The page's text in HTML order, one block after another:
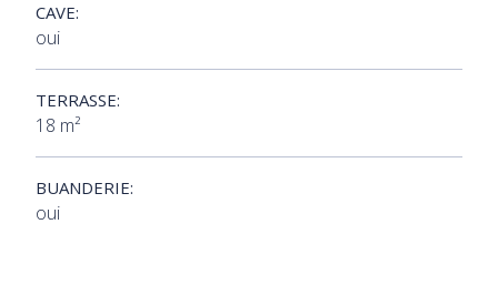
CAVE:
oui
TERRASSE:
18 m²
BUANDERIE:
oui